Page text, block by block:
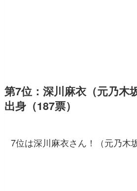
第7位：深川麻衣（元乃木
出身（187票）
7位は深川麻衣さん！（元乃木